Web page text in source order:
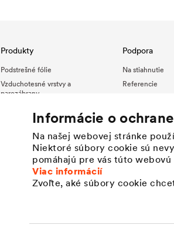
Informácie o
Na našej webovej stránke
Niektoré súbory cookie sú
pomáhajú pre vás túto
Viac informácií
Zvoľte, aké súbory cookie
Produkty
Podstrešné fólie
Vzduchotesné vrstvy a
parozábrany
Fasádne fólie pre fasády s
otvorenými škárami
Hydroakumulačné fólie
Nopové fólie
Podpora
Na stiahnutie
Referencie
Národné